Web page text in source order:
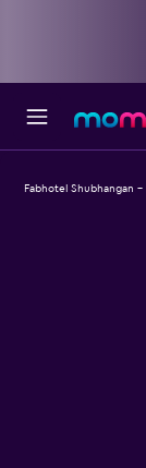
Fabhotel Shubhangan -